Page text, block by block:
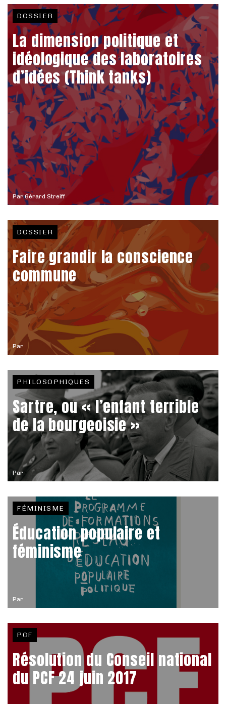
ParGérard Streiff
DOSSIER
La dimension politique et
idéologique des laboratoires
d’idées (Think tanks)
Par
DOSSIER
Faire grandir la conscience
commune
Par
PHILOSOPHIQUES
Sartre, ou « l’enfant terrible
de la bourgeoisie »
Par
FÉMINISME
Éducation populaire et
féminisme
PCF
Résolution du Conseil national
du PCF 24 juin 2017